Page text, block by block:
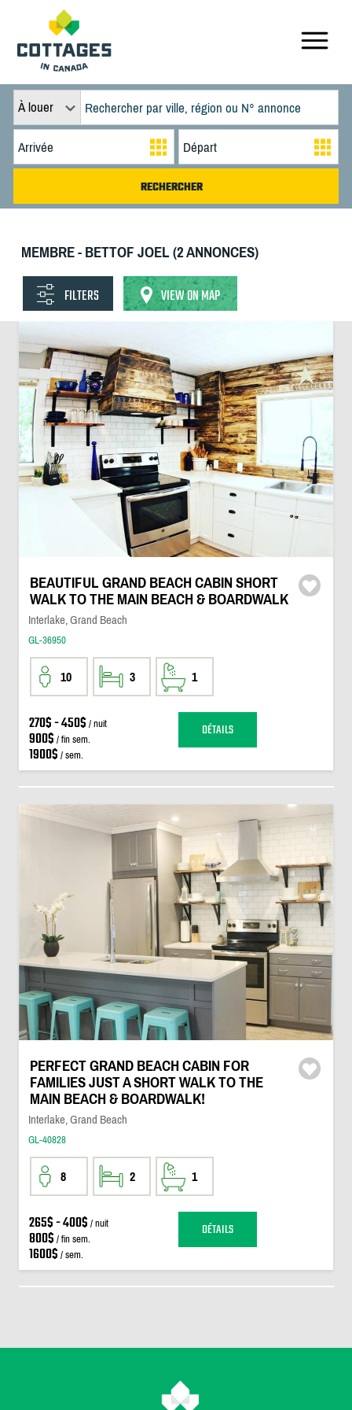
À louer
MEMBRE - BETTOF JOEL (2 ANNONCES)
FILTERS VIEW ON MAP
BEAUTIFUL GRAND BEACH CABIN SHORT
WALK TO THE MAIN BEACH & BOARDWALK
Interlake, Grand Beach
GL-36950
10 3 1
270$ - 450$ / nuit
900$ / fin sem.
1900$ / sem.
DÉTAILS
PERFECT GRAND BEACH CABIN FOR
FAMILIES JUST A SHORT WALK TO THE
MAIN BEACH & BOARDWALK!
Interlake, Grand Beach
GL-40828
8 2 1
265$ - 400$ / nuit
800$ / fin sem.
1600$ / sem.
DÉTAILS